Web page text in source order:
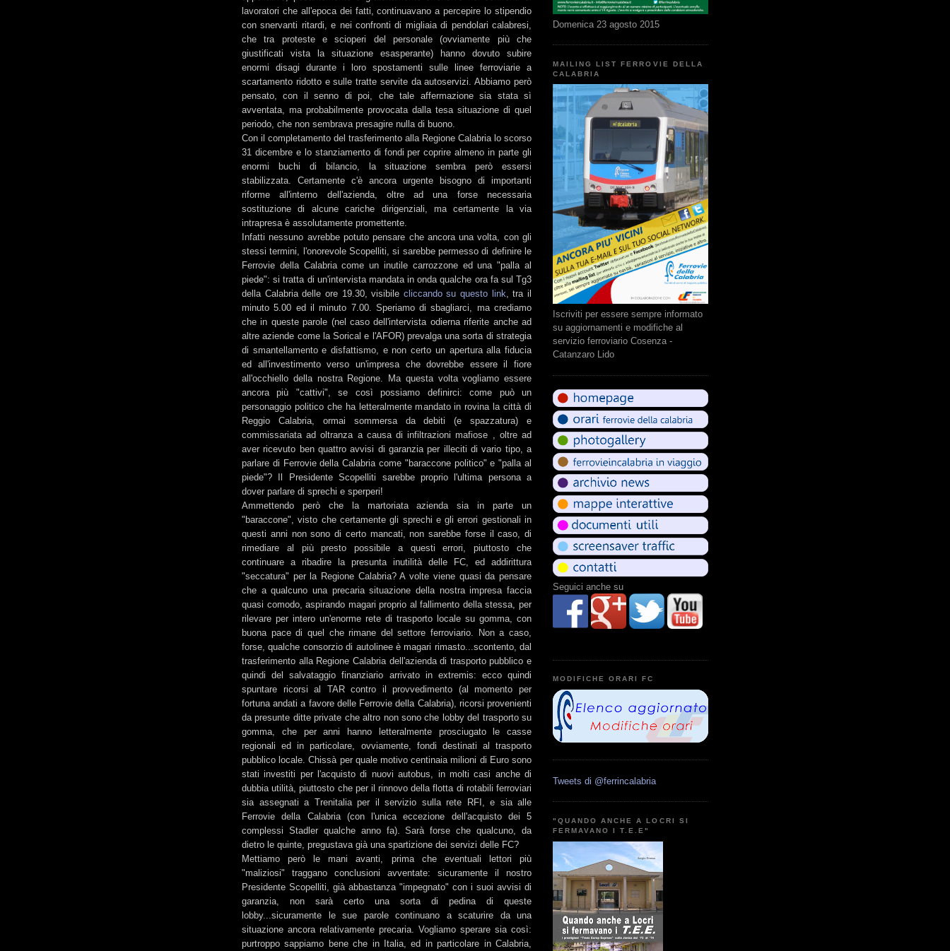
lavoratori che all'epoca dei fatti, continuavano a percepire lo stipendio
con snervanti ritardi, e nei confronti di migliaia di pendolari calabresi,
che tra proteste e scioperi del personale (ovviamente più che
giustificati vista la situazione esasperante) hanno dovuto subire
enormi disagi durante i loro spostamenti sulle linee ferroviarie a
scartamento ridotto e sulle tratte servite da autoservizi. Abbiamo però
pensato, con il senno di poi, che tale affermazione sia stata sì
avventata, ma probabilmente provocata dalla tesa situazione di quel
periodo, che non sembrava presagire nulla di buono.
Con il completamento del trasferimento alla Regione Calabria lo scorso
31 dicembre e lo stanziamento di fondi per coprire almeno in parte gli
enormi buchi di bilancio, la situazione sembra però essersi
stabilizzata. Certamente c'è ancora urgente bisogno di importanti
riforme all'interno dell'azienda, oltre ad una forse necessaria
sostituzione di alcune cariche dirigenziali, ma certamente la via
intrapresa è assolutamente promettente.
Infatti nessuno avrebbe potuto pensare che ancora una volta, con gli
stessi termini, l'onorevole Scopelliti, si sarebbe permesso di definire le
Ferrovie della Calabria come un inutile carrozzone ed una "palla al
piede": si tratta di un'intervista mandata in onda qualche ora fa sul Tg3
della Calabria delle ore 19.30, visibile cliccando su questo link , tra il
minuto 5.00 ed il minuto 7.00. Speriamo di sbagliarci, ma crediamo
che in queste parole (nel caso dell'intervista odierna riferite anche ad
altre aziende come la Sorical e l'AFOR) prevalga una sorta di strategia
di smantellamento e disfattismo, e non certo un apertura alla fiducia
ed all'investimento verso un'impresa che dovrebbe essere il fiore
all'occhiello della nostra Regione. Ma questa volta vogliamo essere
ancora più "cattivi", se così possiamo definirci: come può un
personaggio politico che ha letteralmente mandato in rovina la città di
Reggio Calabria, ormai sommersa da debiti (e spazzatura) e
commissariata ad oltranza a causa di infiltrazioni mafiose , oltre ad
aver ricevuto ben quattro avvisi di garanzia per illeciti di vario tipo, a
parlare di Ferrovie della Calabria come "baraccone politico" e "palla al
piede"? Il Presidente Scopelliti sarebbe proprio l'ultima persona a
dover parlare di sprechi e sperperi!
Ammettendo però che la martoriata azienda sia in parte un
"baraccone", visto che certamente gli sprechi e gli errori gestionali in
questi anni non sono di certo mancati, non sarebbe forse il caso, di
rimediare al più presto possibile a questi errori, piuttosto che
continuare a ribadire la presunta inutilità delle FC, ed addirittura
"seccatura" per la Regione Calabria? A volte viene quasi da pensare
che a qualcuno una precaria situazione della nostra impresa faccia
quasi comodo, aspirando magari proprio al fallimento della stessa, per
rilevare per intero un'enorme rete di trasporto locale su gomma, con
buona pace di quel che rimane del settore ferroviario. Non a caso,
forse, qualche consorzio di autolinee è magari rimasto...scontento, dal
trasferimento alla Regione Calabria dell'azienda di trasporto pubblico e
quindi del salvataggio finanziario arrivato in extremis: ecco quindi
spuntare ricorsi al TAR contro il provvedimento (al momento per
fortuna andati a favore delle Ferrovie della Calabria), ricorsi provenienti
da presunte ditte private che altro non sono che lobby del trasporto su
gomma, che per anni hanno letteralmente prosciugato le casse
regionali ed in particolare, ovviamente, fondi destinati al trasporto
pubblico locale. Chissà per quale motivo centinaia milioni di Euro sono
stati investiti per l'acquisto di nuovi autobus, in molti casi anche di
dubbia utilità, piuttosto che per il rinnovo della flotta di rotabili ferroviari
sia assegnati a Trenitalia per il servizio sulla rete RFI, e sia alle
Ferrovie della Calabria (con l'unica eccezione dell'acquisto dei 5
complessi Stadler qualche anno fa). Sarà forse che qualcuno, da
dietro le quinte, pregustava già una spartizione dei servizi delle FC?
Mettiamo però le mani avanti, prima che eventuali lettori più
"maliziosi" traggano conclusioni avventate: sicuramente il nostro
Presidente Scopelliti, già abbastanza "impegnato" con i suoi avvisi di
garanzia, non sarà certo una sorta di pedina di queste
lobby...sicuramente le sue parole continuano a scaturire da una
situazione ancora relativamente precaria. Vogliamo sperare sia così:
purtroppo sappiamo bene che in Italia, ed in particolare in Calabria,
Domenica 23 agosto 2015
MAILING LIST FERROVIE DELLA
CALABRIA
Iscriviti per essere sempre informato
su aggiornamenti e modifiche al
servizio ferroviario Cosenza -
Catanzaro Lido
Seguici anche su
MODIFICHE ORARI FC
Tweets di @ferrincalabria
"QUANDO ANCHE A LOCRI SI
FERMAVANO I T.E.E"